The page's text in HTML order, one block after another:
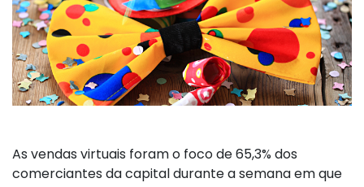
As vendas virtuais foram o foco de 65,3% dos
comerciantes da capital durante a semana em que